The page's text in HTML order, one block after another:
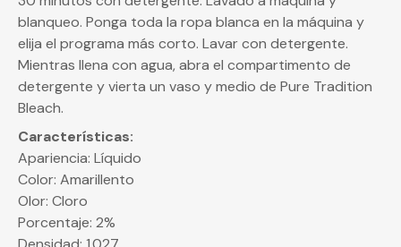
blanqueo. Ponga toda la ropa blanca en la máquina y
elija el programa más corto. Lavar con detergente.
Mientras llena con agua, abra el compartimento de
detergente y vierta un vaso y medio de Pure Tradition
Bleach.
Características:
Apariencia: Líquido
Color: Amarillento
Olor: Cloro
Porcentaje: 2%